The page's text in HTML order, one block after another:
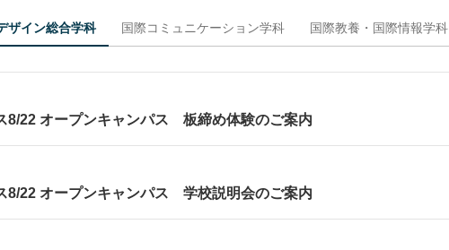
ザイン総合学科 国際コミュニケーション学科 国際教養・国際情報学科
8/22 オープンキャンパス 板締め体験のご案内
8/22 オープンキャンパス 学校説明会のご案内